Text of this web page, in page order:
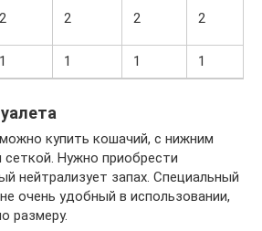
2 2 2 2
1 1 1 1
купить кошачий, с нижним
Нужно приобрести
нейтрализует запах. Специальный
очень удобный в использовании,
размеру.